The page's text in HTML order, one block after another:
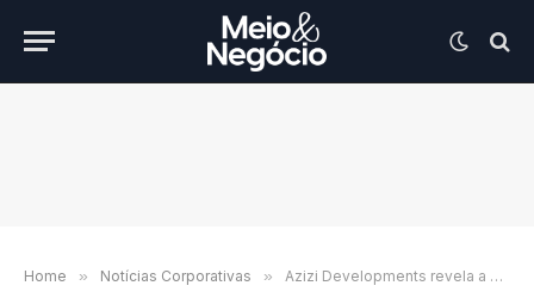
Home » Notícias Corporativas » Azizi Developments revela a Azizi Milan, a nova capital da moda do Oriente Médio